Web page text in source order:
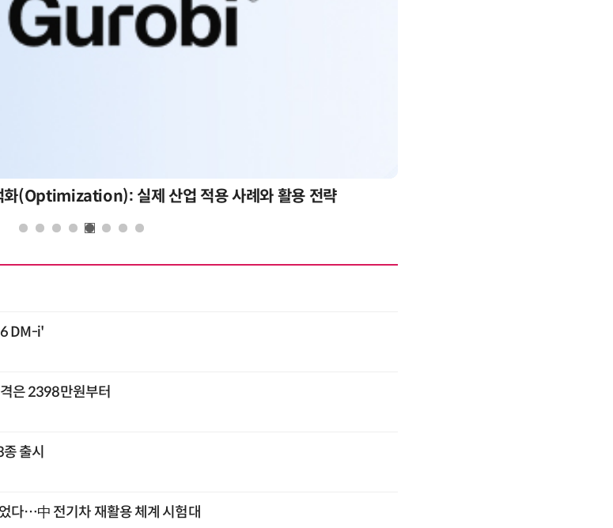
화(Optimization): 실제 산업 적용 사례와 활용 전략
6 DM-i'
은 2398만원부터
출시
다…中 전기차 재활용 체계 시험대